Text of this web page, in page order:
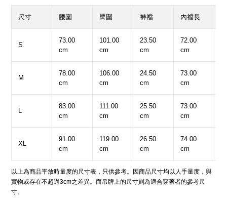
尺寸 腰圍 臀圍 褲襠 內襠長
S
73.00
cm
101.00
cm
23.50
cm
72.00
cm
M
78.00
cm
106.00
cm
24.50
cm
73.00
cm
L
83.00
cm
111.00
cm
25.50
cm
73.00
cm
XL
91.00
cm
119.00
cm
26.50
cm
74.00
cm
以上為商品平放時量度的尺寸表，只供參考。因商品尺寸均以人手量度，與
實物或存在不超過3cm之差異。而吊牌上的尺寸則為適合穿著者的參考尺
寸。